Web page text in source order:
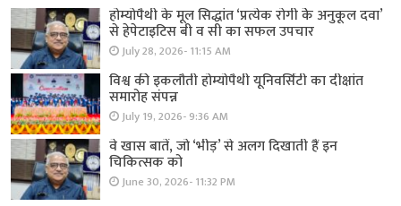
होम्योपैथी के मूल सिद्धांत ‘प्रत्येक रोगी केे अनुकूल दवा’
से हेपेटाइटिस बी व सी का सफल उपचार
July 28, 2026- 11:15 AM
विश्व की इकलौती होम्योपैथी यूनिवर्सिटी का दीक्षांत
समारोह संपन्न
July 19, 2026- 9:36 AM
वे खास बातें, जो ‘भीड़’ से अलग दिखाती हैं इन
चिकित्सक को
June 30, 2026- 11:32 PM